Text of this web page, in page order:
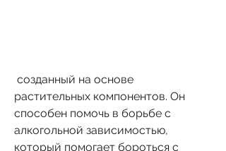
растительных компонентов. Он
способен помочь в борьбе с
алкогольной зависимостью,
который помогает бороться с